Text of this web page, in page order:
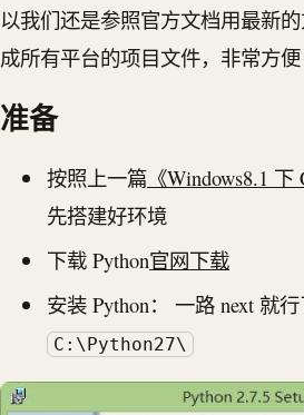
以我们还是参照官方文档用最新
成所有平台的项目文件，非常方便
准备
按照上一篇 《Windows8.1
先搭建好环境
下载 Python官网下载
安装 Python： 一路 next 就
C:\Python27\